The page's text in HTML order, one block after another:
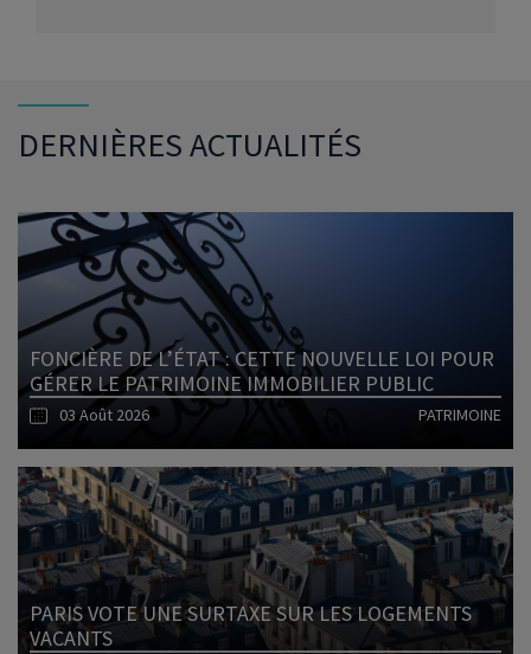
DERNIÈRES ACTUALITÉS
FONCIÈRE DE L’ÉTAT : CETTE NOUVELLE LOI POUR
GÉRER LE PATRIMOINE IMMOBILIER PUBLIC
03 Août 2026 PATRIMOINE
Lire l'article
PARIS VOTE UNE SURTAXE SUR LES LOGEMENTS
VACANTS